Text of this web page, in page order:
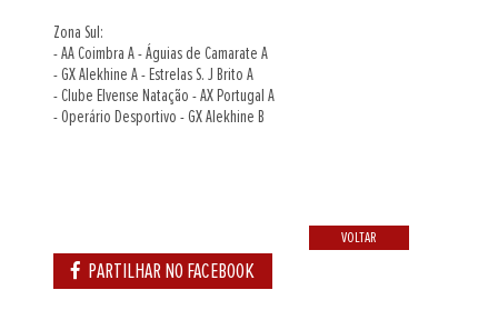
Zona Sul:
- AA Coimbra A - Águias de Camarate A
- GX Alekhine A - Estrelas S. J Brito A
- Clube Elvense Natação - AX Portugal A
- Operário Desportivo - GX Alekhine B
VOLTAR
PARTILHAR NO FACEBOOK